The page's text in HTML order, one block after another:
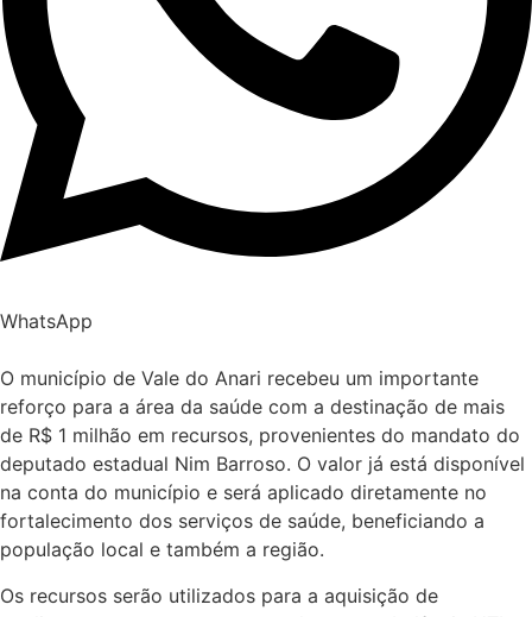
WhatsApp
O município de Vale do Anari recebeu um importante
reforço para a área da saúde com a destinação de mais
de R$ 1 milhão em recursos, provenientes do mandato do
deputado estadual Nim Barroso. O valor já está disponível
na conta do município e será aplicado diretamente no
fortalecimento dos serviços de saúde, beneficiando a
população local e também a região.
Os recursos serão utilizados para a aquisição de